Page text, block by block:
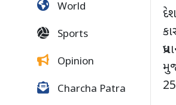
World
Sports
Opinion
Charcha Patra